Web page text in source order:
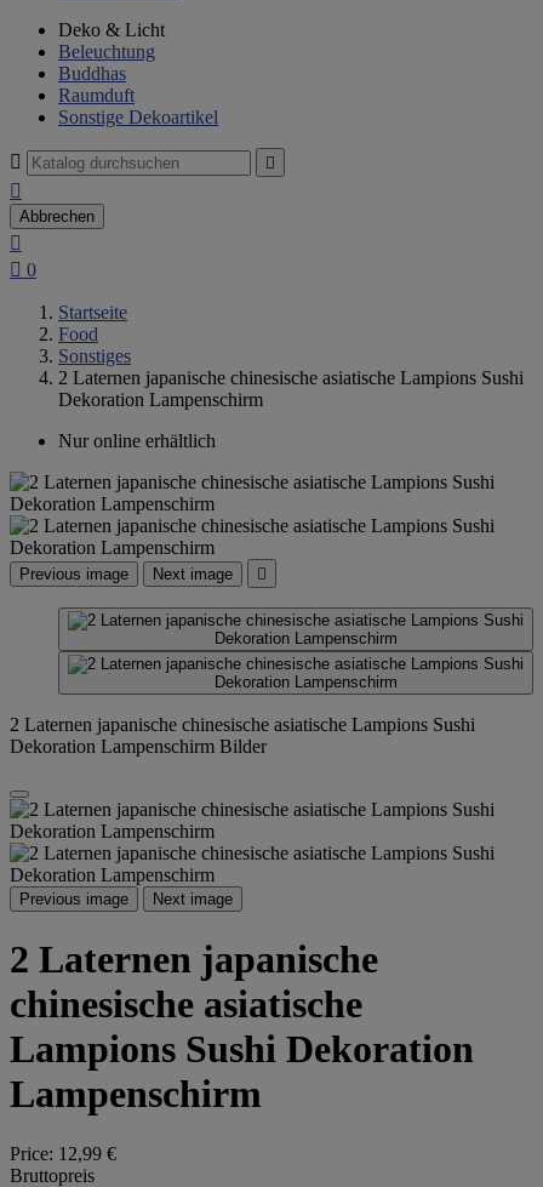
Deko & Licht
Beleuchtung
Buddhas
Raumduft
Sonstige Dekoartikel
 

Abbrechen

 0
Startseite
Food
Sonstiges
2 Laternen japanische chinesische asiatische Lampions Sushi
Dekoration Lampenschirm
Nur online erhältlich
Previous image Next image 
2 Laternen japanische chinesische asiatische Lampions Sushi
Dekoration Lampenschirm Bilder
Previous image Next image
2 Laternen japanische
chinesische asiatische
Lampions Sushi Dekoration
Lampenschirm
Price: 12,99 €
Bruttopreis